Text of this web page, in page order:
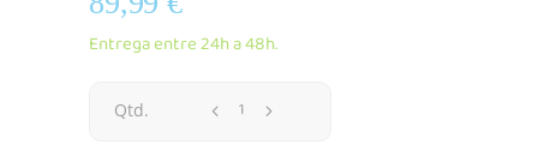
Entrega entre 24h a 48h.
Parque
Qtd.